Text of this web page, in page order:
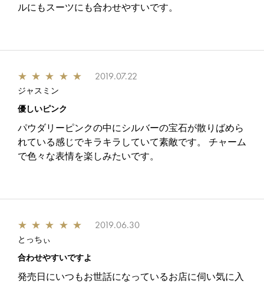
ルにもスーツにも合わせやすいです。
★ ★ ★ ★ ★ 2019.07.22
ジャスミン
優しいピンク
パウダリーピンクの中にシルバーの宝石が散りばめら
れている感じでキラキラしていて素敵です。 チャーム
で色々な表情を楽しみたいです。
★ ★ ★ ★ ★ 2019.06.30
とっちぃ
合わせやすいですよ
発売日にいつもお世話になっているお店に伺い気に入